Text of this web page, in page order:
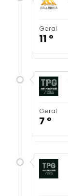
Geral
11 º
Geral
7 º